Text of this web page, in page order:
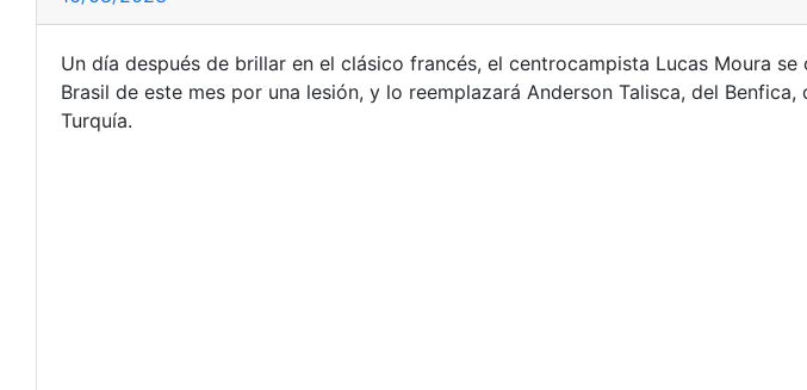
Un día después de brillar en el clásico francés, el centrocampista Lucas Moura
Brasil de este mes por una lesión, y lo reemplazará Anderson Talisca, del Benfica,
Turquía.